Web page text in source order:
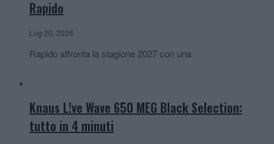
Rapido
Lug 20, 2026
Rapido affronta la stagione 2027 con una
Knaus L!ve Wave 650 MEG Black Selection:
tutto in 4 minuti